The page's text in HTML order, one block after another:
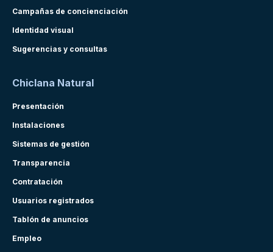
Campañas de concienciación
Identidad visual
Sugerencias y consultas
Chiclana Natural
Presentación
Instalaciones
Sistemas de gestión
Transparencia
Contratación
Usuarios registrados
Tablón de anuncios
Empleo